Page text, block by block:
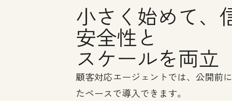
小さく始めて、
安全性と
スケールを両立
顧客対応エージェントでは、公開前
たペースで導入できます。